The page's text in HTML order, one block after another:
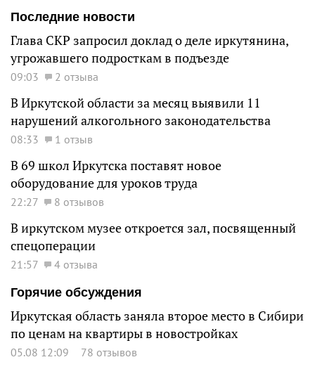
Последние новости
Глава СКР запросил доклад о деле иркутянина,
угрожавшего подросткам в подъезде
09:03 2 отзыва
В Иркутской области за месяц выявили 11
нарушений алкогольного законодательства
08:33 1 отзыв
В 69 школ Иркутска поставят новое
оборудование для уроков труда
22:27 8 отзывов
В иркутском музее откроется зал, посвященный
спецоперации
21:57
4 отзыва
Горячие обсуждения
Иркутская область заняла второе место в Сибири
по ценам на квартиры в новостройках
05.08 12:09 78 отзывов